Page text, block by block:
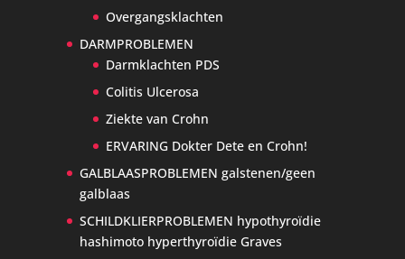
Overgangsklachten
DARMPROBLEMEN
Darmklachten PDS
Colitis Ulcerosa
Ziekte van Crohn
ERVARING Dokter Dete en Crohn!
GALBLAASPROBLEMEN galstenen/geen
galblaas
SCHILDKLIERPROBLEMEN hypothyroïdie
hashimoto hyperthyroïdie Graves